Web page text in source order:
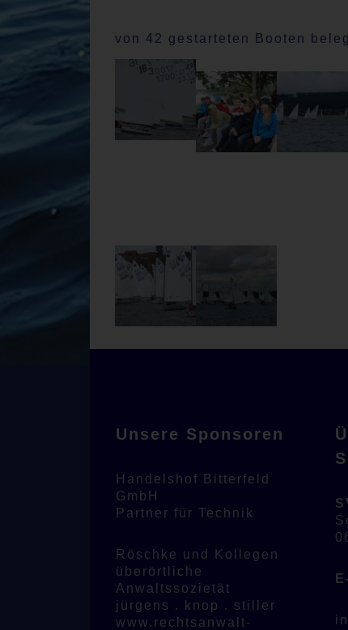
von 42 gestarteten Booten
Unsere Sponsoren
Handelshof Bitterfeld
GmbH
Partner für Technik
Röschke und Kollegen
überörtliche
Anwaltssozietät
jürgens . knop . stiller
www.rechtsanwalt-